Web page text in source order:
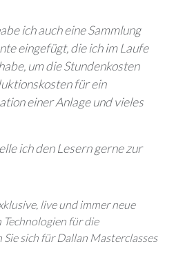
ich auch eine Sammlung
eingefügt, die ich im Laufe
um die Stundenkosten
für ein
einer Anlage und vieles
ich den Lesern gerne zur
live und immer neue
für die
sich für Dallan Masterclasses